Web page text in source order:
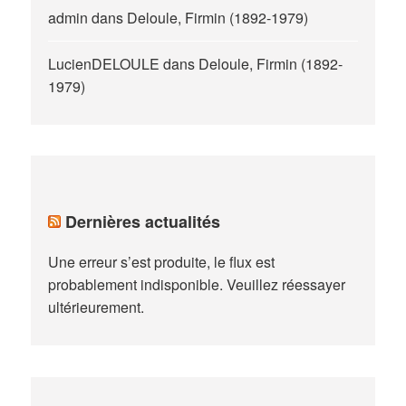
admin dans Deloule, Firmin (1892-1979)
LucienDELOULE dans Deloule, Firmin (1892-
1979)
Dernières actualités
Une erreur s’est produite, le flux est
probablement indisponible. Veuillez réessayer
ultérieurement.